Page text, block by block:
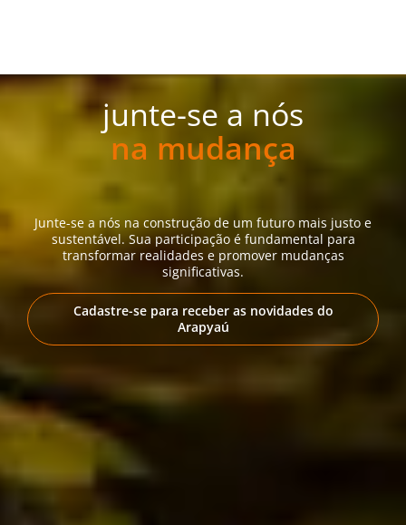
junte-se a nós
na mudança
Junte-se a nós na construção de um futuro mais justo e
sustentável. Sua participação é fundamental para
transformar realidades e promover mudanças
significativas.
Cadastre-se para receber as novidades do
Arapyaú